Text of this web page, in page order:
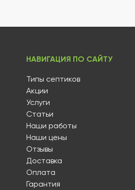
НАВИГАЦИЯ ПО САЙТУ
Типы септиков
Акции
Услуги
Статьи
Наши работы
Наши цены
Отзывы
Доставка
Оплата
Гарантия